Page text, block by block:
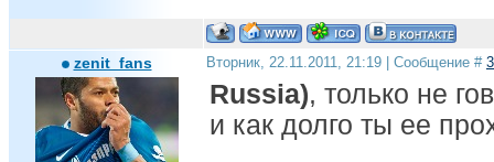
zenit_fans Вторник, 22.11.2011, 21:19 | Сообщение #
Russia), только не
и как долго ты ее